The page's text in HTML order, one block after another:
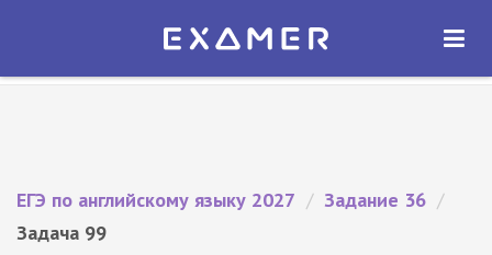
Экзамер — ЕГЭ 2027
ОТКРЫТЬ
ЕГЭ по английскому языку 2027 / Задание 36 /
Задача 99